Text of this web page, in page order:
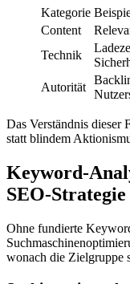
Kategorie
Content
Technik
Autorität
Das Verständnis dieser
statt blindem
Keyword-
SEO-Strategie
Ohne fundierte
wonach die Zielgruppe